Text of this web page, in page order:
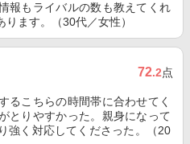
報もライバルの数も教えてくれ
ます。（30代／女性）
72.2点
るこちらの時間帯に合わせてく
とりやすかった。親身になって
強く対応してくださった。（20